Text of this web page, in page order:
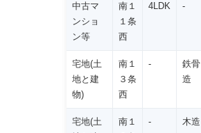
中古マ
ンショ
ン等
南１
１条
西
4LDK -
宅地(土
地と建
物)
南１
３条
西
-
鉄骨
造
宅地(土
南１
- 木造